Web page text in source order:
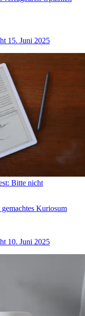
15. Juni 2025
Bitte nicht
Kuriosum
10. Juni 2025